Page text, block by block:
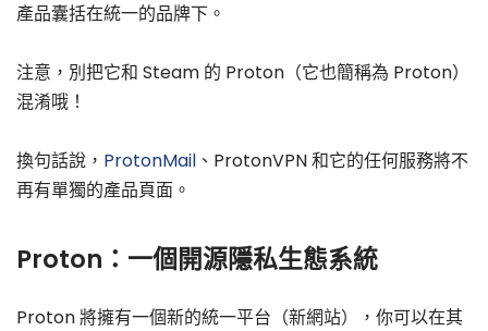
產品囊括在統一的品牌下。
注意，別把它和 Steam 的 Proton（它也簡稱為 Proton）
混淆哦！
換句話說， ProtonMail 、ProtonVPN 和它的任何服務將不
再有單獨的產品頁面。
Proton：一個開源隱私生態系統
Proton 將擁有一個新的統一平台（新網站），你可以在其